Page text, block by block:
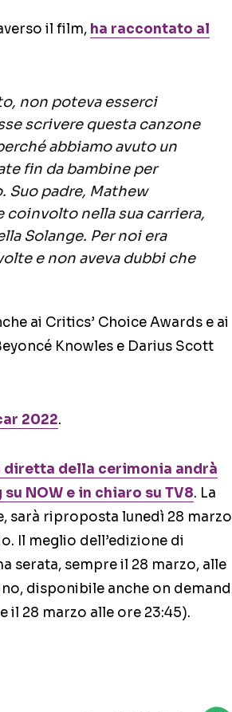
il film, ha raccontato al
non poteva esserci
scrivere questa canzone
abbiamo avuto un
fin da bambine per
padre, Mathew
coinvolto nella sua carriera,
Solange. Per noi era
e non aveva dubbi che
ai Critics’ Choice Awards e ai
Knowles e Darius Scott
2022.
diretta della cerimonia andrà
NOW e in chiaro su TV8. La
sarà riproposta lunedì 28 marzo
Il meglio dell’edizione di
serata, sempre il 28 marzo, alle
disponibile anche on demand
il 28 marzo alle ore 23:45).